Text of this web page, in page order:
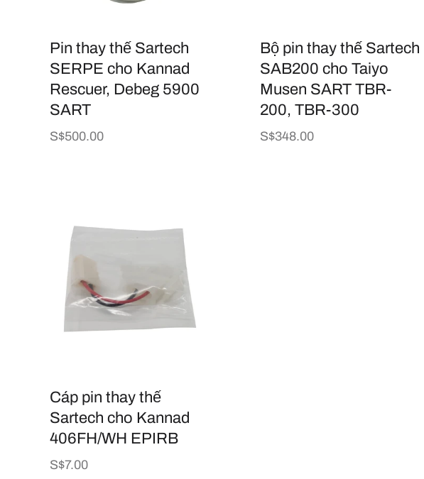
Pin thay thế Sartech
SERPE cho Kannad
Rescuer, Debeg 5900
SART
Giá
S$500.00
Bộ pin thay thế Sartech
SAB200 cho Taiyo
Musen SART TBR-
200, TBR-300
Giá
S$348.00
Cáp pin thay thế
Sartech cho Kannad
406FH/WH EPIRB
Giá
S$7.00